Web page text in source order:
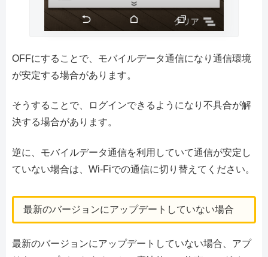
OFFにすることで、モバイルデータ通信になり通信環境
が安定する場合があります。
そうすることで、ログインできるようになり不具合が解
決する場合があります。
逆に、モバイルデータ通信を利用していて通信が安定し
ていない場合は、Wi-Fiでの通信に切り替えてください。
最新のバージョンにアップデートしていない場合
最新のバージョンにアップデートしていない場合、アプ